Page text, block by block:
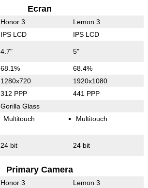
Ecran
Honor 3 Lemon 3
IPS LCD IPS LCD
4.7" 5"
68.1% 68.4%
1280x720 1920x1080
312 PPP 441 PPP
Gorilla Glass
Multitouch Multitouch
24 bit 24 bit
Primary Camera
Honor 3 Lemon 3